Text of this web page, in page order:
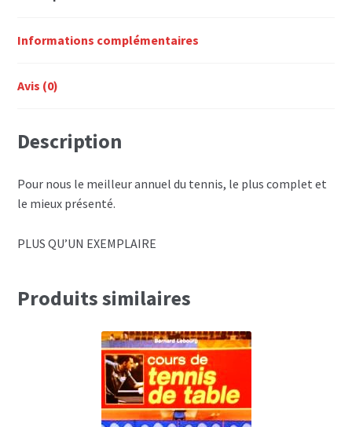
Informations complémentaires
Avis (0)
Description
Pour nous le meilleur annuel du tennis, le plus complet et
le mieux présenté.
PLUS QU’UN EXEMPLAIRE
Produits similaires